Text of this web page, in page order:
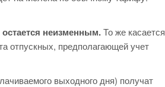
неизменным.То же касается
отпускных, предполагающей учет
выходного дня) получат